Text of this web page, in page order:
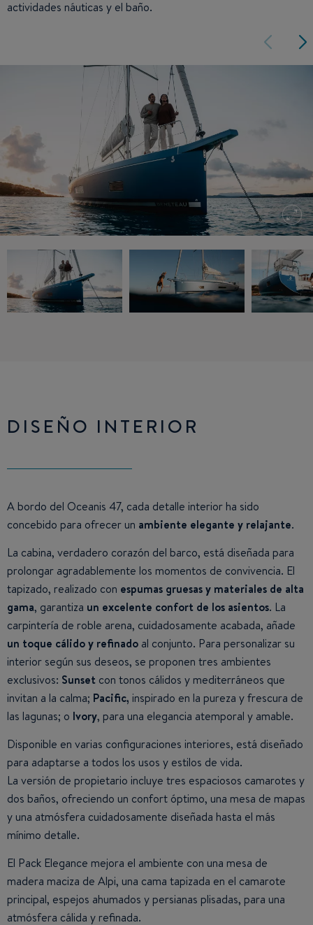
actividades náuticas y el baño.
DISEÑO INTERIOR
A bordo del Oceanis 47, cada detalle interior ha sido
concebido para ofrecer un ambiente elegante y relajante.
La cabina, verdadero corazón del barco, está diseñada para
prolongar agradablemente los momentos de convivencia. El
tapizado, realizado con espumas gruesas y materiales de alta
gama, garantiza un excelente confort de los asientos. La
carpintería de roble arena, cuidadosamente acabada, añade
un toque cálido y refinado al conjunto. Para personalizar su
interior según sus deseos, se proponen tres ambientes
exclusivos: Sunset con tonos cálidos y mediterráneos que
invitan a la calma; Pacific, inspirado en la pureza y frescura de
las lagunas; o Ivory, para una elegancia atemporal y amable.
Disponible en varias configuraciones interiores, está diseñado
para adaptarse a todos los usos y estilos de vida.
La versión de propietario incluye tres espaciosos camarotes y
dos baños, ofreciendo un confort óptimo, una mesa de mapas
y una atmósfera cuidadosamente diseñada hasta el más
mínimo detalle.
El Pack Elegance mejora el ambiente con una mesa de
madera maciza de Alpi, una cama tapizada en el camarote
principal, espejos ahumados y persianas plisadas, para una
atmósfera cálida y refinada.